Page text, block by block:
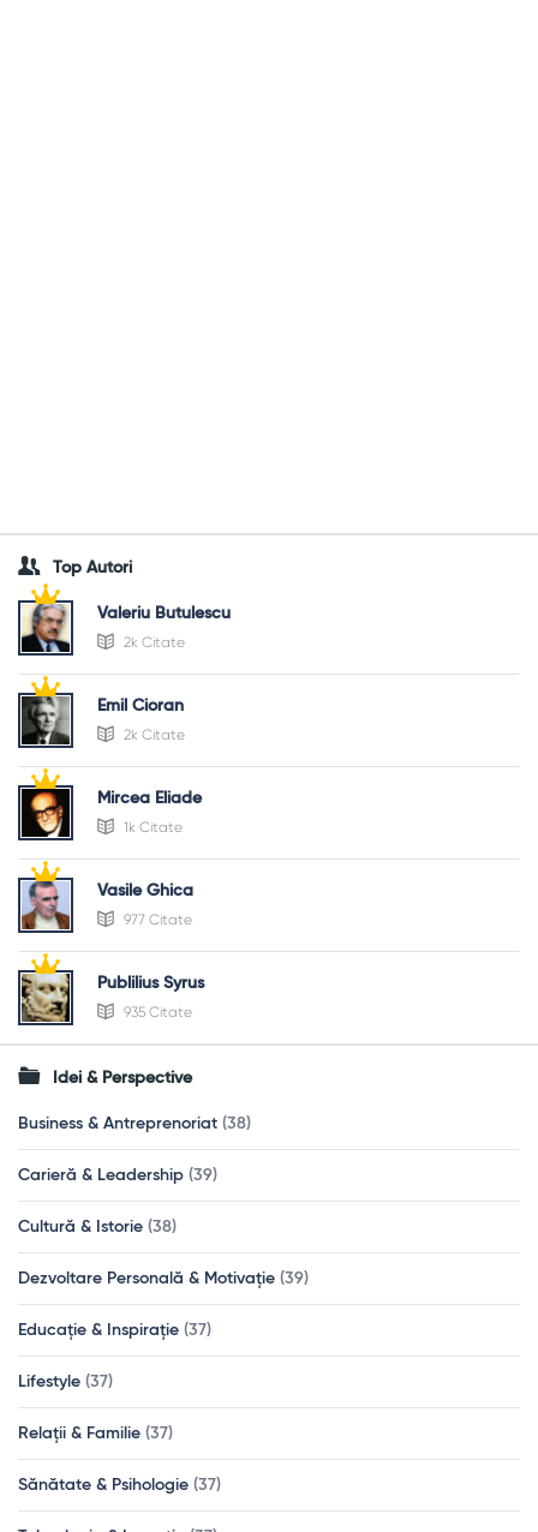
Top Autori
Valeriu Butulescu
2k Citate
Emil Cioran
2k Citate
Mircea Eliade
1k Citate
Vasile Ghica
977 Citate
Publilius Syrus
935 Citate
Idei & Perspective
Business & Antreprenoriat (38)
Carieră & Leadership (39)
Cultură & Istorie (38)
Dezvoltare Personală & Motivație (39)
Educație & Inspirație (37)
Lifestyle (37)
Relații & Familie (37)
Sănătate & Psihologie (37)